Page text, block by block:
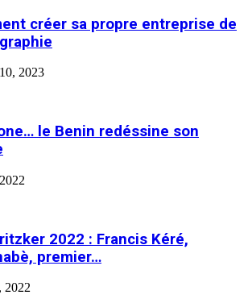
créer sa propre entreprise de
2023
le Benin redéssine son
2022 : Francis Kéré,
premier…
2022